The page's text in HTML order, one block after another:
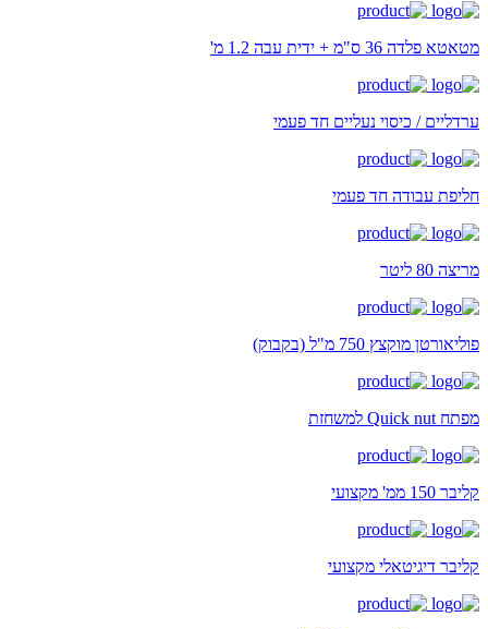
מטאטא פלדה 36 ס"מ + ידית עבה 1.2 מ'
ערדליים / כיסוי נעליים חד פעמי
חליפת עבודה חד פעמי
מריצה 80 ליטר
פוליאורטן מוקצץ 750 מ"ל (בקבוק)
מפתח Quick nut למשחזת
קליבר 150 ממ' מקצועי
קליבר דיגיטאלי מקצועי